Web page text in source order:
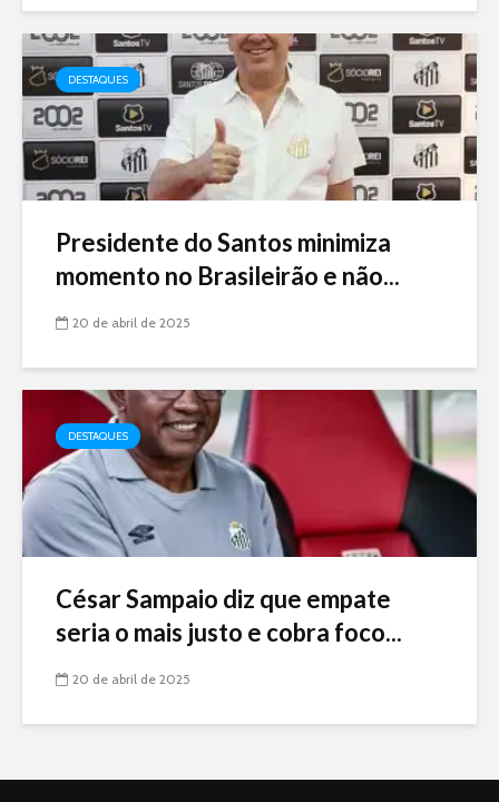
DESTAQUES
Presidente do Santos minimiza
momento no Brasileirão e não...
20 de abril de 2025
DESTAQUES
César Sampaio diz que empate
seria o mais justo e cobra foco...
20 de abril de 2025